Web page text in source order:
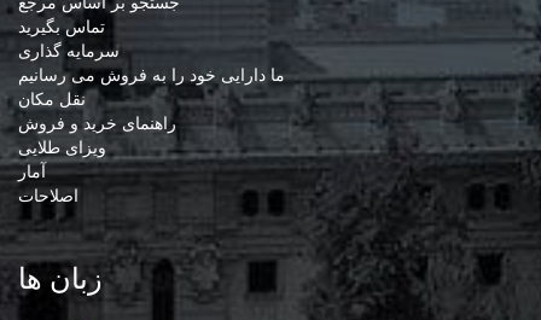
تماس بگیرید
سرمایه گذاری
ما دارایی خود را به فروش می رسانیم
نقل مکان
راهنمای خرید و فروش
ویزای طلایی
آمار
اصلاحات
زبان ها